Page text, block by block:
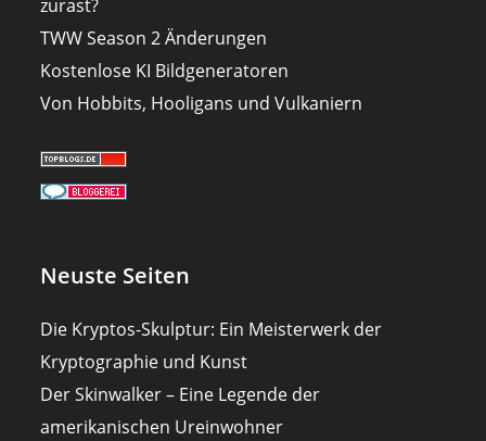
zurast?
TWW Season 2 Änderungen
Kostenlose KI Bildgeneratoren
Von Hobbits, Hooligans und Vulkaniern
Neuste Seiten
Die Kryptos-Skulptur: Ein Meisterwerk der
Kryptographie und Kunst
Der Skinwalker – Eine Legende der
amerikanischen Ureinwohner